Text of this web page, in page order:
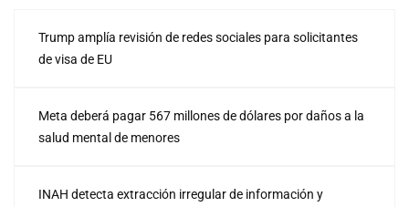
Trump amplía revisión de redes sociales para solicitantes
de visa de EU
Meta deberá pagar 567 millones de dólares por daños a la
salud mental de menores
INAH detecta extracción irregular de información y